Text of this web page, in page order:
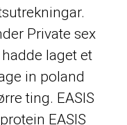
Private sex
hadde laget et
in poland
ting. EASIS
EASIS